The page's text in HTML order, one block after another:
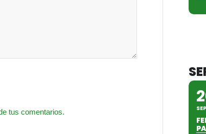
tus comentarios. SEP